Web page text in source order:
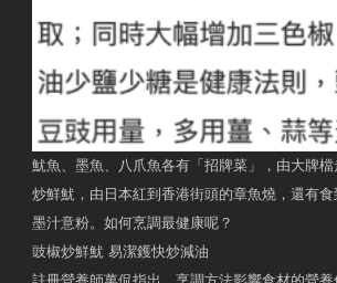
魷魚、墨魚、八爪魚各有「招牌菜」，由大牌
炒鮮魷，由日本紅到香港街頭的章魚燒，還有
墨汁意粉。如何烹調最健康呢？
豉椒炒鮮魷 易潔鑊快炒減油